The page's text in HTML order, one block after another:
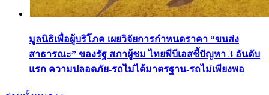
มูลนิธิเพื่อผู้บริโภค เผยวิจัยการกำหนดราคา “ขนส่ง
สาธารณะ” ของรัฐ สภาผู้ชม ไทยพีบีเอสชี้ปัญหา 3 อันดับ
แรก ความปลอดภัย-รถไม่ได้มาตรฐาน-รถไม่เพียงพอ